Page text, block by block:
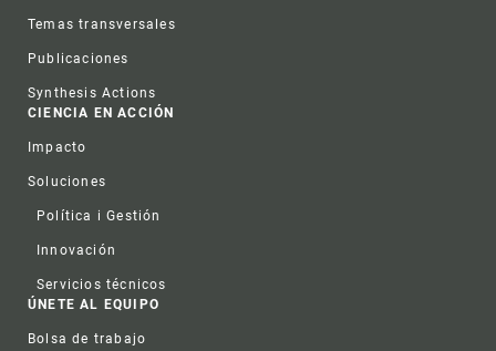
Temas transversales
Publicaciones
Synthesis Actions
CIENCIA EN ACCIÓN
Impacto
Soluciones
Política i Gestión
Innovación
Servicios técnicos
ÚNETE AL EQUIPO
Bolsa de trabajo